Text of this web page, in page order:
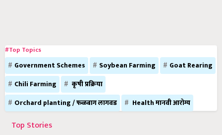
#Top Topics
Government Schemes Soybean Farming
Goat Rearing
Chili Farming
कृषी प्रक्रिया
Orchard planting / फळबाग लागवड
Health मानवी आरोग्य
Top Stories